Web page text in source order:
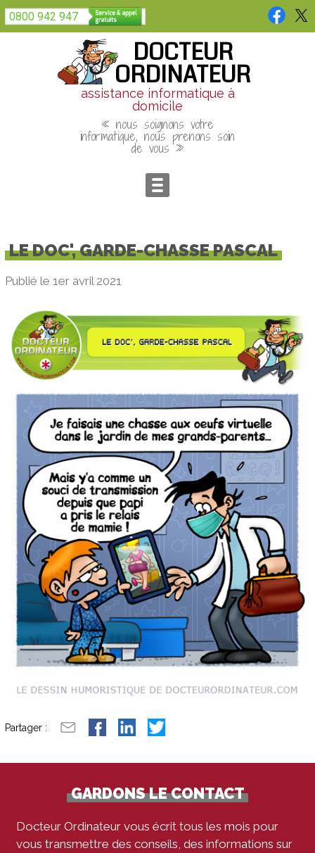
0800 942 947
DOCTEUR
ORDINATEUR
assistance informatique à
domicile
« nous soignons votre
informatique, nous prenons soin
de vous »
LE DOC', GARDE-CHASSE PASCAL
Publié le 1er avril 2021
Partager :
GARDONS LE CONTACT
Docteur Ordinateur vous écrit tous les mois pour
vous transmettre des conseils, des informations sur
Panneau de gestion des cookies